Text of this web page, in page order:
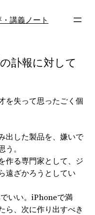
講義ノート
訃報に対して
を失って思ったごく個
出した製品を、嫌いで
。
作る専門家として、ジ
遠ざかろうとしてい
いい。iPhoneで満
ら、次に作り出すべき